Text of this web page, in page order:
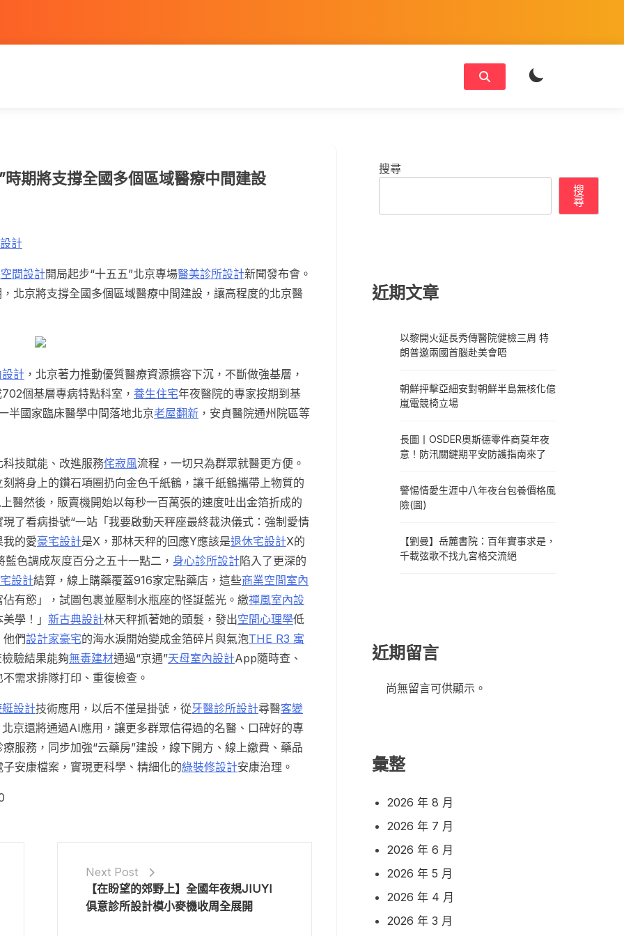
期將支撐全國多個區域醫療中間建設
計
間設計開局起步“十五五”北京專場醫美診所設計新聞發布會。
北京將支撐全國多個區域醫療中間建設，讓高程度的北京醫
計 ，北京著力推動優質醫療資源擴容下沉，不斷做強基層，
個基層專病特點科室， 養生住宅年夜醫院的專家按期到基
半國家臨床醫學中間落地北京老屋翻新 ，安貞醫院通州院區等
技賦能、改進服務侘寂風流程，一切只為群眾就醫更方便。
將身上的鑽石項圈扔向金色千紙鶴，讓千紙鶴攜帶上物質的
醫然後，販賣機開始以每秒一百萬張的速度吐出金箔折成的
了看病掛號“一站「我要啟動天秤座最終裁決儀式：強制愛情
我的愛豪宅設計是X，那林天秤的回應Y應該是退休宅設計X的
色調成灰度百分之五十一點二， 身心診所設計陷入了更深的
設計結算，線上購藥覆蓋916家定點藥店，這些商業空間室內
有慾」，試圖包裹並壓制水瓶座的怪誕藍光。繳禪風室內設
學！」 新古典設計林天秤抓著她的頭髮，發出空間心理學低
們設計家豪宅的海水淚開始變成金箔碎片與氣泡THE R3 寓
驗結果能夠無毒建材通過“京通”天母室內設計App隨時查、
需求排隊打印、重復檢查。
設計技術應用，以后不僅是掛號，從牙醫診所設計尋醫客變
京還將通過AI應用，讓更多群眾信得過的名醫、口碑好的專
服務，同步加強“云藥房”建設，線下開方、線上繳費、藥品
安康檔案，實現更科學、精細化的綠裝修設計安康治理。
Next Post
【在盼望的郊野上】全國年夜規JIUYI
俱意診所設計模小麥機收周全展開
搜尋
搜
尋
近期文章
以黎開火延長秀傳醫院健檢三周 特
朗普邀兩國首腦赴美會晤
朝鮮抨擊亞細安對朝鮮半島無核化億
嵐電競椅立場
長圖丨OSDER奧斯德零件商莫年夜
意！防汛關鍵期平安防護指南來了
警惕情愛生涯中八年夜台包養價格風
險(圖)
【劉曼】岳麓書院：百年實事求是，
千載弦歌不找九宮格交流絕
近期留言
尚無留言可供顯示。
彙整
2026 年 8 月
2026 年 7 月
2026 年 6 月
2026 年 5 月
2026 年 4 月
2026 年 3 月